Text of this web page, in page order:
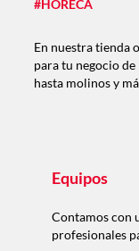
#HORECA
En nuestra tienda
para tu negocio
hasta molinos y
Equipos
Contamos con
profesionales